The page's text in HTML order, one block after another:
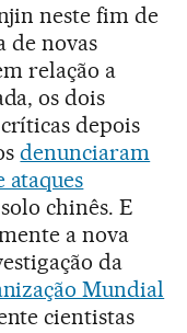
neste fim de
de novas
relação a
os dois
depois
denunciaram
ataques
chinês. E
a nova
da
Mundial
cientistas